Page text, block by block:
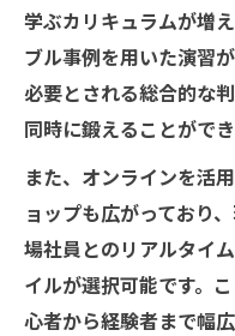
学ぶカリキュラムが増
ブル事例を用いた演習
必要とされる総合的な
同時に鍛えることができ
また、オンラインを活
ョップも広がっており
場社員とのリアルタイ
イルが選択可能です。
心者から経験者まで幅